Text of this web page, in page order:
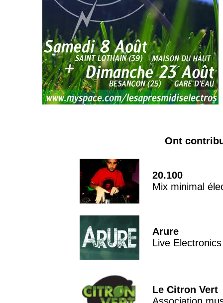
Ont
20.100
Mix minimal
Arure
Live Electronics
Le Citron Vert